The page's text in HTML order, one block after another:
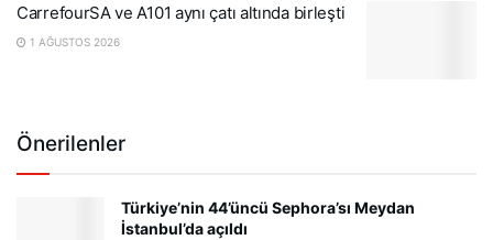
CarrefourSA ve A101 aynı çatı altında birleşti
1 AĞUSTOS 2026
Önerilenler
Türkiye’nin 44’üncü Sephora’sı Meydan
İstanbul’da açıldı